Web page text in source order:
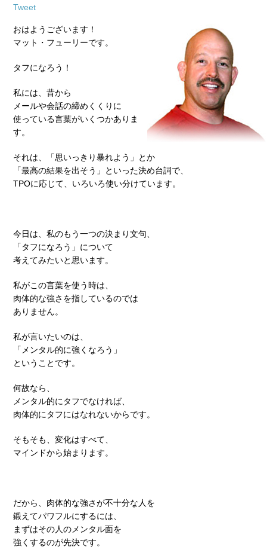
Tweet
おはようございます！
マット・フューリーです。
タフになろう！
私には、昔から
メールや会話の締めくくりに
使っている言葉がいくつかありま
す。
それは、「思いっきり暴れよう」とか
「最高の結果を出そう」といった決め台詞で、
TPOに応じて、いろいろ使い分けています。
今日は、私のもう一つの決まり文句、
「タフになろう」について
考えてみたいと思います。
私がこの言葉を使う時は、
肉体的な強さを指しているのでは
ありません。
私が言いたいのは、
「メンタル的に強くなろう」
ということです。
何故なら、
メンタル的にタフでなければ、
肉体的にタフにはなれないからです。
そもそも、変化はすべて、
マインドから始まります。
だから、肉体的な強さが不十分な人を
鍛えてパワフルにするには、
まずはその人のメンタル面を
強くするのが先決です。